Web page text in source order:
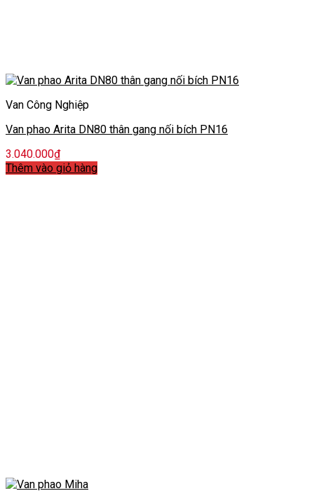
Van Công Nghiệp
Van phao Arita DN80 thân gang nối bích PN16
3.040.000₫
Thêm vào giỏ hàng